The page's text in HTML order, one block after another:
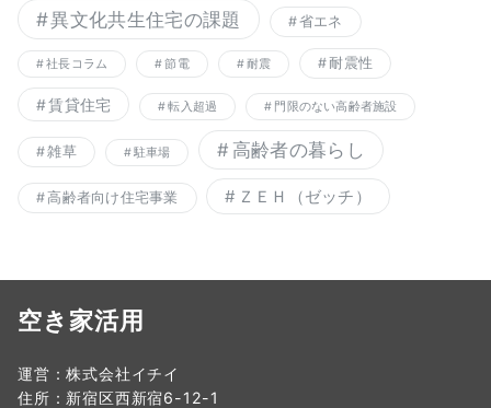
異文化共生住宅の課題 省エネ
社長コラム 節電 耐震 耐震性
賃貸住宅 転入超過 門限のない高齢者施設
雑草 駐車場 高齢者の暮らし
高齢者向け住宅事業 ＺＥＨ（ゼッチ）
空き家活用
運営：株式会社イチイ
住所：新宿区西新宿6-12-1